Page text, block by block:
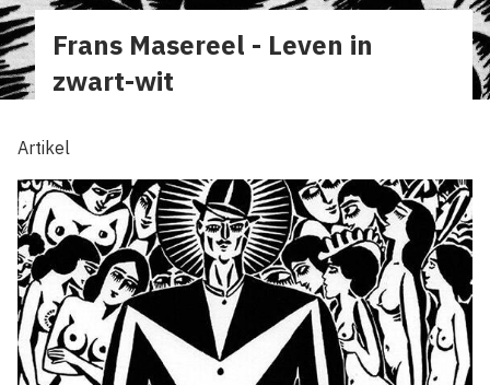
Frans Masereel - Leven in
zwart-wit
Artikel